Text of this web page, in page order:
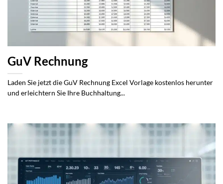
GuV Rechnung
Laden Sie jetzt die GuV Rechnung Excel Vorlage kostenlos herunter
und erleichtern Sie Ihre Buchhaltung...